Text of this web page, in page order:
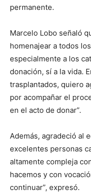
permanente.
Marcelo Lobo señaló
homenajear a todos
especialmente a los
donación, sí a la vida.
trasplantados, quiero
por acompañar el
en el acto de donar”.
Además, agradeció al
excelentes personas
altamente compleja
hacemos y con
continuar”, expresó.